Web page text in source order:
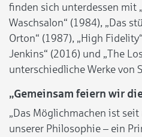
finden sich unterdessen mit
Waschsalon“ (1984), „Das
Orton“ (1987), „High
Jenkins“ (2016) und „The
unterschiedliche Werke von
„Gemeinsam feiern wir
„Das Möglichmachen ist
unserer Philosophie – ein